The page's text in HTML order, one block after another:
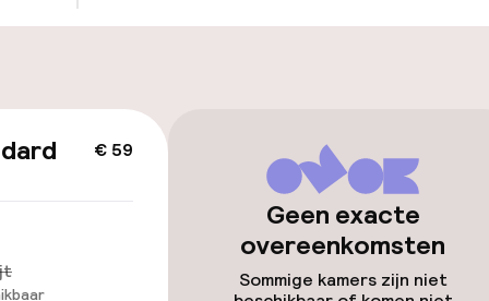
€ 59
Geen exacte
overeenkomsten
Sommige kamers zijn niet